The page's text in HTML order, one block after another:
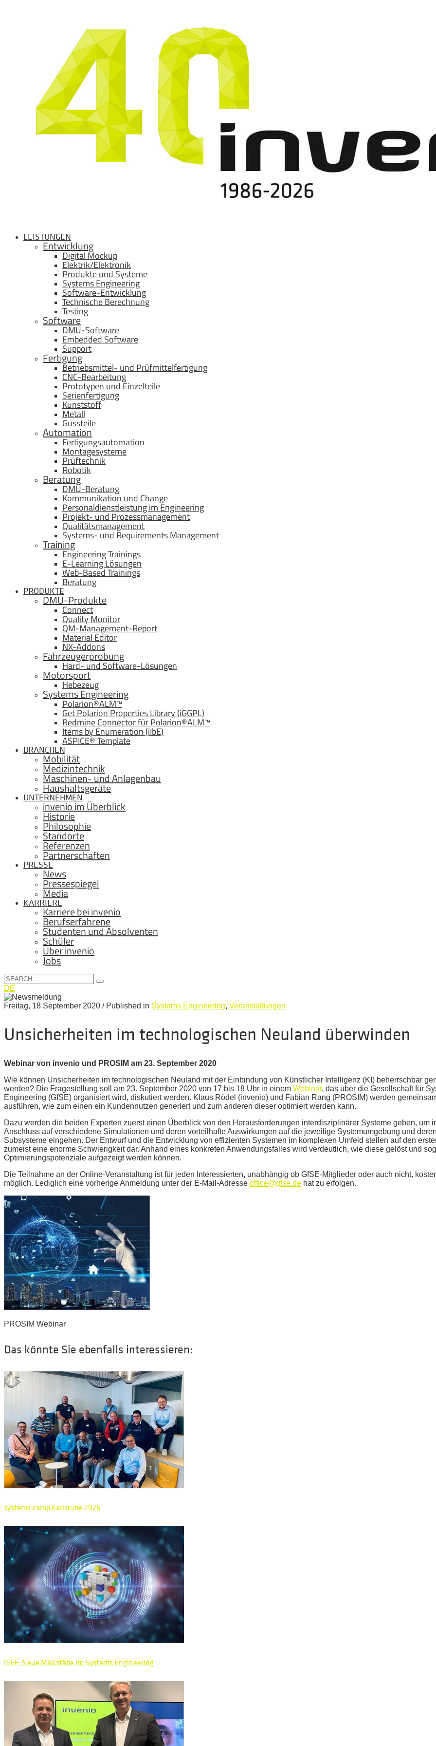
LEISTUNGEN
Entwicklung
Digital Mockup
Elektrik/Elektronik
Produkte und Systeme
Systems Engineering
Software-Entwicklung
Technische Berechnung
Testing
Software
DMU-Software
Embedded Software
Support
Fertigung
Betriebsmittel- und Prüfmittelfertigung
CNC-Bearbeitung
Prototypen und Einzelteile
Serienfertigung
Kunststoff
Metall
Gussteile
Automation
Fertigungsautomation
Montagesysteme
Prüftechnik
Robotik
Beratung
DMU-Beratung
Kommunikation und Change
Personaldienstleistung im Engineering
Projekt- und Prozessmanagement
Qualitätsmanagement
Systems- und Requirements Management
Training
Engineering Trainings
E-Learning Lösungen
Web-Based Trainings
Beratung
PRODUKTE
DMU-Produkte
Connect
Quality Monitor
QM-Management-Report
Material Editor
NX-Addons
Fahrzeugerprobung
Hard- und Software-Lösungen
Motorsport
Hebezeug
Systems Engineering
Polarion®ALM™
Get Polarion Properties Library (iGGPL)
Redmine Connector für Polarion®ALM™
Items by Enumeration (iIbE)
ASPICE® Template
BRANCHEN
Mobilität
Medizintechnik
Maschinen- und Anlagenbau
Haushaltsgeräte
UNTERNEHMEN
invenio im Überblick
Historie
Philosophie
Standorte
Referenzen
Partnerschaften
PRESSE
News
Pressespiegel
Media
KARRIERE
Karriere bei invenio
Berufserfahrene
Studenten und Absolventen
Schüler
Über invenio
Jobs
DE
Freitag, 18 September 2020 / Published in Systems Engineering, Veranstaltungen
Unsicherheiten im technologischen Neuland überwinden
Webinar von invenio und PROSIM am 23. September 2020
Wie können Unsicherheiten im technologischen Neuland mit der Einbindung von Künstlicher Intelligenz (KI) beherrschbar
werden? Die Fragestellung soll am 23. September 2020 von 17 bis 18 Uhr in einem Webinar, das über die Gesellschaft für
Engineering (GfSE) organisiert wird, diskutiert werden. Klaus Rödel (invenio) und Fabian Rang (PROSIM) werden
ausführen, wie zum einen ein Kundennutzen generiert und zum anderen dieser optimiert werden kann.
Dazu werden die beiden Experten zuerst einen Überblick von den Herausforderungen interdisziplinärer Systeme geben, um
Anschluss auf verschiedene Simulationen und deren vorteilhafte Auswirkungen auf die jeweilige Systemumgebung und deren
Subsysteme eingehen. Der Entwurf und die Entwicklung von effizienten Systemen im komplexen Umfeld stellen auf den
zumeist eine enorme Schwierigkeit dar. Anhand eines konkreten Anwendungsfalles wird verdeutlich, wie diese gelöst und
Optimierungspotenziale aufgezeigt werden können.
Die Teilnahme an der Online-Veranstaltung ist für jeden Interessierten, unabhängig ob GfSE-Mitglieder oder auch nicht,
möglich. Lediglich eine vorherige Anmeldung unter der E-Mail-Adresse office@gfse.de hat zu erfolgen.
PROSIM Webinar
Das könnte Sie ebenfalls interessieren:
systems.camp Karlsruhe 2026
iSEF: Neue Maßstäbe im Systems Engineering